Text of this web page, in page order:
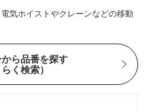
気ホイストやクレーンなどの移動
ら品番を探す
らく検索）